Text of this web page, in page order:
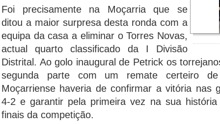
Foi precisamente na Moçarria que se
ditou a maior surpresa desta ronda com a
equipa da casa a eliminar o Torres Novas,
actual quarto classificado da I Divisão
Distrital. Ao golo inaugural de Petrick os
segunda parte com um remate certeiro
Moçarriense haveria de confirmar a vitória nas
4-2 e garantir pela primeira vez na sua
finais da competição.